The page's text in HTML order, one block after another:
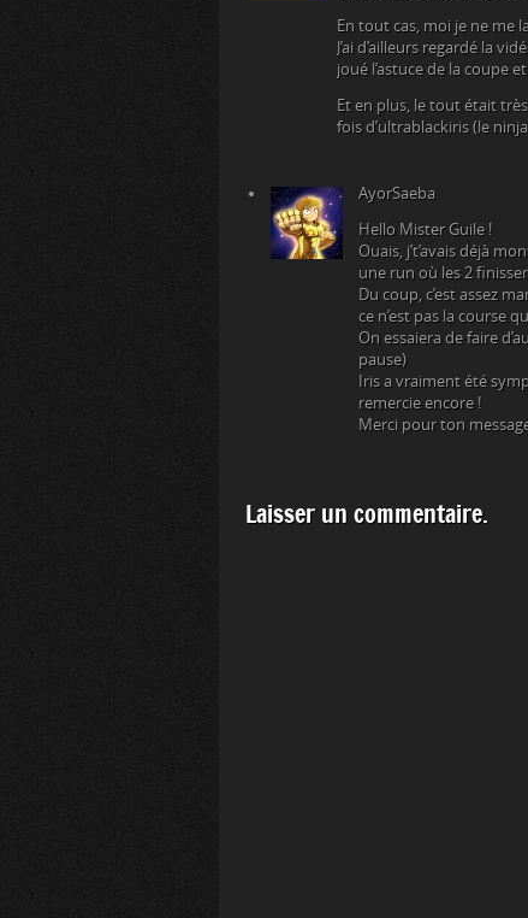
En tout cas, moi je ne me
J’ai d’ailleurs regardé la
joué l’astuce de la coupe
Et en plus, le tout était
fois d’ultrablackiris (le
AyorSaeba
Hello Mister Guile !
Ouais, j’t’avais déjà
une run où les 2
Du coup, c’est assez
ce n’est pas la course
On essaiera de faire
pause)
Iris a vraiment été
remercie encore !
Merci pour ton
Laisser un commentaire.